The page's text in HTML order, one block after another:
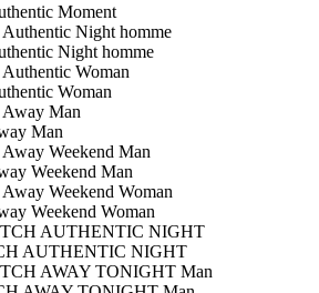
Moment
Night homme
Woman
Man
Weekend Man
Weekend Woman
AUTHENTIC NIGHT